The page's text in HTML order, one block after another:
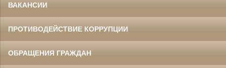
ВАКАНСИИ
ПРОТИВОДЕЙСТВИЕ КОРРУПЦИИ
ОБРАЩЕНИЯ ГРАЖДАН